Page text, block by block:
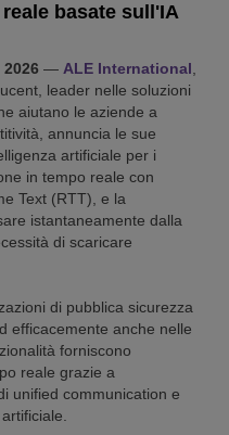
basate sull'IA
— ALE International
leader nelle soluzioni
aiutano le aziende a
annuncia le sue
artificiale per i
in tempo reale con
Text (RTT), e la
istantaneamente dalla
di scaricare
di pubblica sicurezza
efficacemente anche nelle
forniscono
reale grazie a
unified communication e